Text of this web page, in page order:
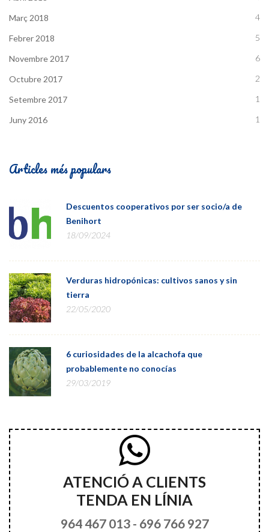
Març 2018 4
Febrer 2018 5
Novembre 2017 6
Octubre 2017 2
Setembre 2017 1
Juny 2016 1
Articles més populars
Descuentos cooperativos por ser socio/a de
Benihort
18/09/2024
Verduras hidropónicas: cultivos sanos y sin
tierra
22/05/2020
6 curiosidades de la alcachofa que
probablemente no conocías
29/03/2019
ATENCIÓ A CLIENTS
TENDA EN LÍNIA
964 467 013- 696 766 927